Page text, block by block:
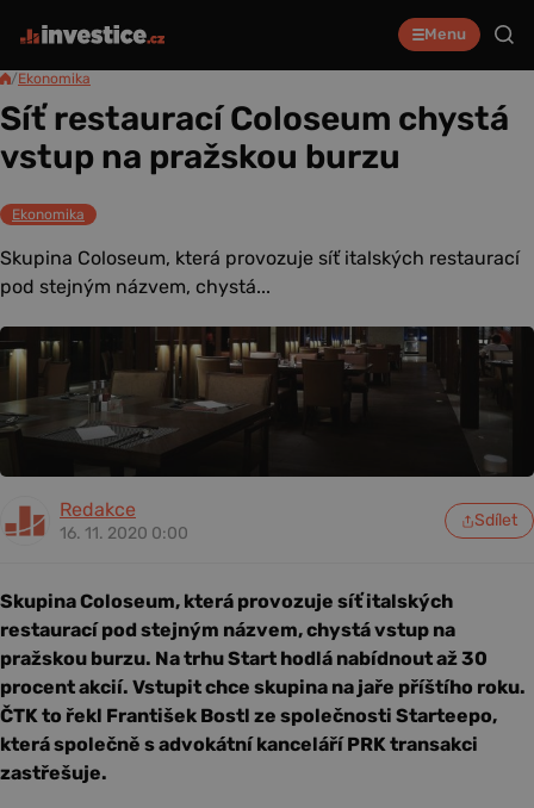
Menu
/Ekonomika
Síť restaurací Coloseum chystá
vstup na pražskou burzu
Ekonomika
Skupina Coloseum, která provozuje síť italských restaurací
pod stejným názvem, chystá...
Redakce
16. 11. 2020 0:00
Sdílet
Skupina Coloseum, která provozuje síť italských
restaurací pod stejným názvem, chystá vstup na
pražskou burzu. Na trhu Start hodlá nabídnout až 30
procent akcií. Vstupit chce skupina na jaře příštího roku.
ČTK to řekl František Bostl ze společnosti Starteepo,
která společně s advokátní kanceláří PRK transakci
zastřešuje.